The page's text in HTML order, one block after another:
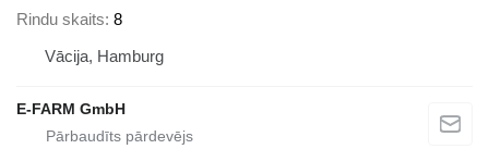
Rindu skaits 8
Vācija, Hamburg
E-FARM GmbH